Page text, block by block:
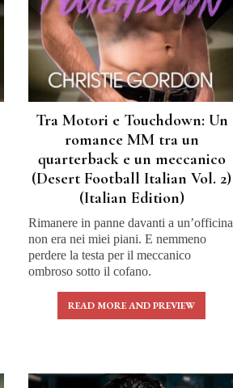
Tra Motori e Touchdown: Un
romance MM tra un
quarterback e un meccanico
(Desert Football Italian Vol. 2)
(Italian Edition)
Rimanere in panne davanti a un’officina
non era nei miei piani. E nemmeno
perdere la testa per il meccanico
ombroso sotto il cofano.
READ MORE AND PREVIEW